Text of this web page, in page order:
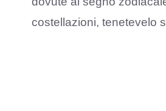
costellazioni, tenetevelo